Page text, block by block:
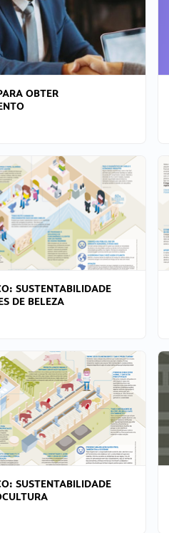
OBTER
SUSTENTABILIDADE
DE BELEZA
SUSTENTABILIDADE